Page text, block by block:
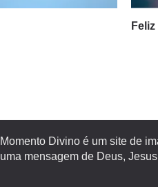
Momento Divino é um site de
uma mensagem de Deus,